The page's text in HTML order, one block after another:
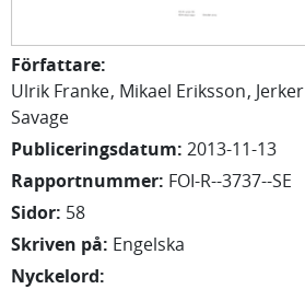
Författare:
Ulrik Franke Mikael Eriksson Jerker
Savage
Publiceringsdatum: 2013-11-13
Rapportnummer: FOI-R--3737--SE
Sidor: 58
Skriven på: Engelska
Nyckelord: